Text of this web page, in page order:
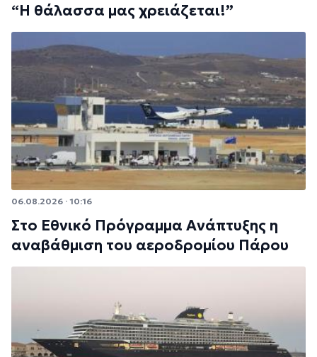
“Η θάλασσα μας χρειάζεται!”
06.08.2026 · 10:16
Στο Εθνικό Πρόγραμμα Ανάπτυξης η
αναβάθμιση του αεροδρομίου Πάρου